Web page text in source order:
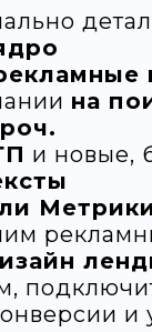
на
и новые,
и